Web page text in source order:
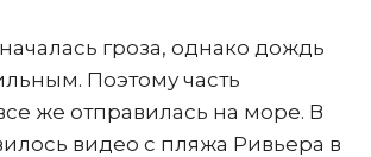
гроза, однако дождь
Поэтому часть
же отправилась на море. В
видео с пляжа Ривьера в